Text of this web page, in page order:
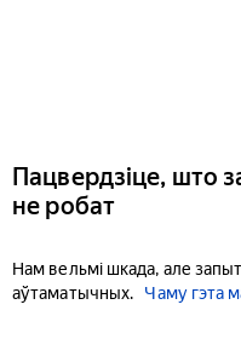
Пацвердзіце, што
не робат
Нам вельмі шкада, але
аўтаматычных.
Чаму гэта